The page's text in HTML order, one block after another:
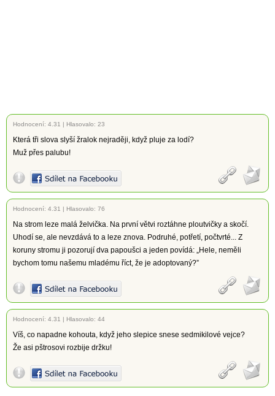
Hodnocení: 4.31 | Hlasovalo: 23
Která tři slova slyší žralok nejraději, když pluje za lodí?
Muž přes palubu!
Hodnocení: 4.31 | Hlasovalo: 76
Na strom leze malá želvička. Na první větvi roztáhne ploutvičky a skočí.
Uhodí se, ale nevzdává to a leze znova. Podruhé, potřetí, počtvrté... Z
koruny stromu ji pozorují dva papoušci a jeden povídá: „Hele, neměli
bychom tomu našemu mladému říct, že je adoptovaný?”
Hodnocení: 4.31 | Hlasovalo: 44
Víš, co napadne kohouta, když jeho slepice snese sedmikilové vejce?
Že asi pštrosovi rozbije držku!